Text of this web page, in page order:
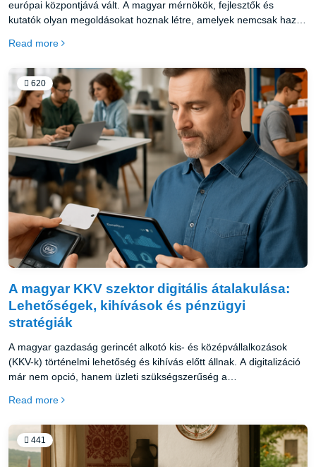
európai központjává vált. A magyar mérnökök, fejlesztők és
kutatók olyan megoldásokat hoznak létre, amelyek nemcsak hazai,
Read more
620
A magyar KKV szektor digitális átalakulása:
Lehetőségek, kihívások és pénzügyi
stratégiák
A magyar gazdaság gerincét alkotó kis- és középvállalkozások
(KKV-k) történelmi lehetőség és kihívás előtt állnak. A digitalizáció
már nem opció, hanem üzleti szükségszerűség a
Read more
441